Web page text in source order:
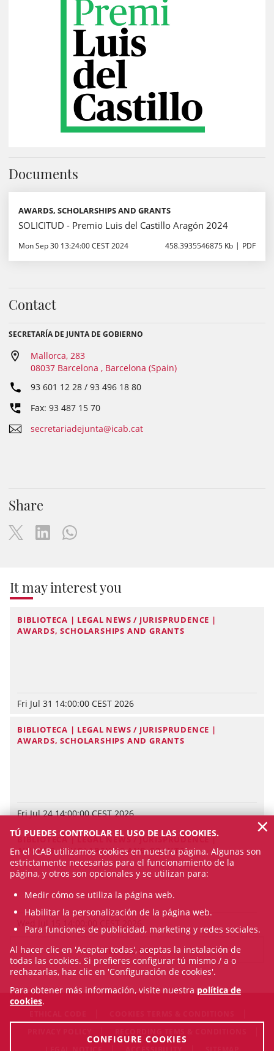
Documents
AWARDS, SCHOLARSHIPS AND GRANTS
SOLICITUD - Premio Luis del Castillo Aragón 2024
Mon Sep 30 13:24:00 CEST 2024 458.3935546875 Kb PDF
Contact
SECRETARÍA DE JUNTA DE GOBIERNO
Mallorca, 283
08037 Barcelona , Barcelona (Spain)
93 601 12 28 / 93 496 18 80
Fax: 93 487 15 70
secretariadejunta@icab.cat
Share
It may interest you
BIBLIOTECA | LEGAL NEWS / JURISPRUDENCE |
AWARDS, SCHOLARSHIPS AND GRANTS
Fri Jul 31 14:00:00 CEST 2026
BIBLIOTECA | LEGAL NEWS / JURISPRUDENCE |
AWARDS, SCHOLARSHIPS AND GRANTS
Fri Jul 24 14:00:00 CEST 2026
BIBLIOTECA | LEGAL NEWS / JURISPRUDENCE |
AWARDS, SCHOLARSHIPS AND GRANTS
Wed Jul 15 14:00:00 CEST 2026
SEE ALL NEWS
TÚ PUEDES CONTROLAR EL USO DE LAS COOKIES.
En el ICAB utilizamos cookies en nuestra página. Algunas son
estrictamente necesarias para el funcionamiento de la
página, y otros son opcionales y se utilizan para:
Medir cómo se utiliza la página web.
Habilitar la personalización de la página web.
Para funciones de publicidad, marketing y redes sociales.
Al hacer clic en 'Aceptar todas', aceptas la instalación de
todas las cookies. Si prefieres configurar tú mismo / a o
rechazarlas, haz clic en 'Configuración de cookies'.
Para obtener más información, visite nuestra política de
cookies.
CONFIGURE COOKIES
×